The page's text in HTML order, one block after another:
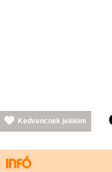
Kedvencnek jelölöm